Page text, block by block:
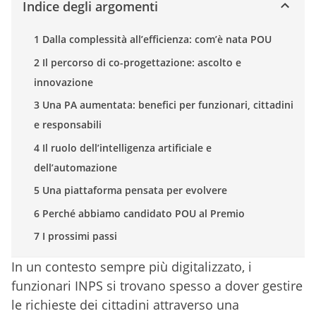
Indice degli argomenti
1 Dalla complessità all’efficienza: com’è nata POU
2 Il percorso di co-progettazione: ascolto e
innovazione
3 Una PA aumentata: benefici per funzionari, cittadini
e responsabili
4 Il ruolo dell’intelligenza artificiale e
dell’automazione
5 Una piattaforma pensata per evolvere
6 Perché abbiamo candidato POU al Premio
7 I prossimi passi
In un contesto sempre più digitalizzato, i
funzionari INPS si trovano spesso a dover gestire
le richieste dei cittadini attraverso una